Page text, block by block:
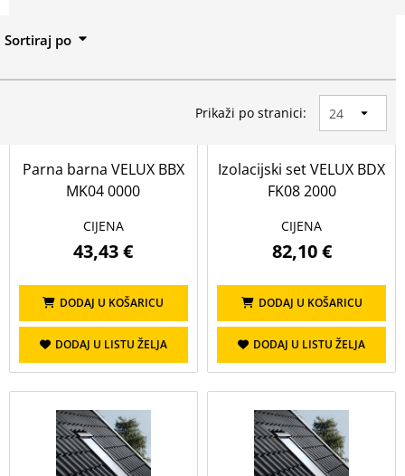
do
OBRIŠI
Visina
Prikaži sve
118
140
78
Namjena
Sortiraj po
Prikaži po stranici:
Parna barna VELUX BBX
MK04 0000
CIJENA
43,43 €
DODAJ U KOŠARICU
DODAJ U LISTU ŽELJA
Izolacijski set VELUX BDX
FK08 2000
CIJENA
82,10 €
DODAJ U KOŠARICU
DODAJ U LISTU ŽELJA